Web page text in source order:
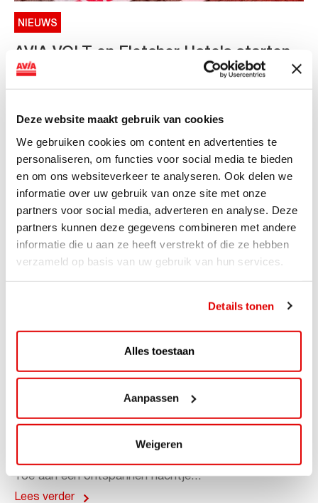
Deze website maakt gebruik van cookies
We gebruiken cookies om content en advertenties te
personaliseren, om functies voor social media te bieden
en om ons websiteverkeer te analyseren. Ook delen we
informatie over uw gebruik van onze site met onze
partners voor social media, adverteren en analyse. Deze
partners kunnen deze gegevens combineren met andere
informatie die u aan ze heeft verstrekt of die ze hebben
verzameld op basis van uw gebruik van hun services.
Details tonen
Alles toestaan
Aanpassen
Weigeren
NIEUWS
AVIA VOLT en Fletcher Hotels starten
landelijke uitrol van DC-
snellaadinfrastructuur
AVIA VOLT en Fletcher Hotels starten landelijke uitrol
van DC-snellaadinfrastructuur AVIA VOLT en...
Lees verder
ACTIE
ViaLuxury Hotels
Toe aan een ontspannen nachtje...
Lees verder